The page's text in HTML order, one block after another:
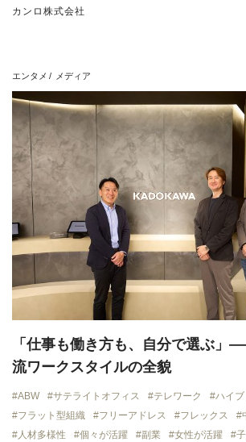
カンロ株式会社
エンタメ メディア
「仕事も働き方も、自分で選ぶ
流ワークスタイルの全貌
ABW サテライトオフィス テレワーク
ハイ
フラット型組織
フリーアドレス フレックス
人材多様性
個々が活躍 副業 女性が活躍